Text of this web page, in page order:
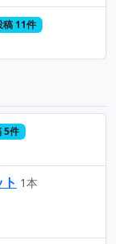
稿 11件
5件
1本